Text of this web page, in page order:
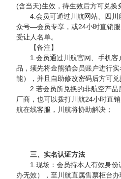
(含当天)生效，待生效后方可兑换
4.会员可通过川航网站、四川
众号—会员专享，或24小时直销
受让人名单。
【备注】
1.会员通过川航官网、手机客
品，须先将金熊猫会员账户进行
能），并且自助修改密码后方可兑
2.若会员所兑换的非航空产品
厂商，也可以拨打川航24小时直
航在线客服，川航将协助解决；
三、实名认证方法
1.现场：会员持本人有效身份
办无效），至川航直属售票柜台办